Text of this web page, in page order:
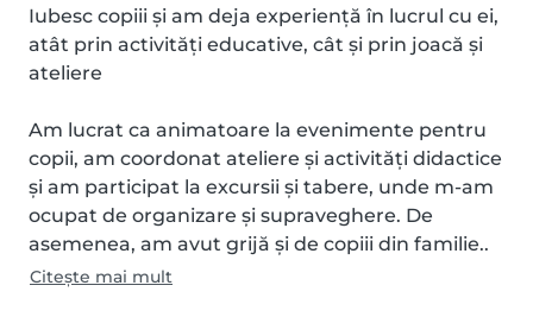
Iubesc copiii și am deja experiență în lucrul cu ei,
atât prin activități educative, cât și prin joacă și
ateliere
Am lucrat ca animatoare la evenimente pentru
copii, am coordonat ateliere și activități didactice
și am participat la excursii și tabere, unde m-am
ocupat de organizare și supraveghere. De
asemenea, am avut grijă și de copiii din familie..
Citește mai mult